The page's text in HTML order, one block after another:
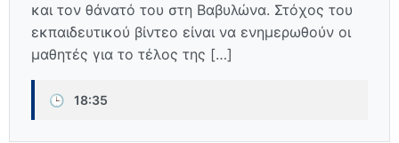
και τον θάνατό του στη Βαβυλώνα. Στόχος του
εκπαιδευτικού βίντεο είναι να ενημερωθούν οι
μαθητές για το τέλος της […]
🕒 18:35